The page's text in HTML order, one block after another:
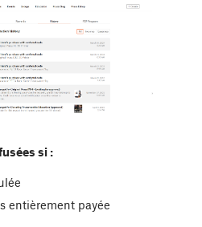
si :
entièrement payée